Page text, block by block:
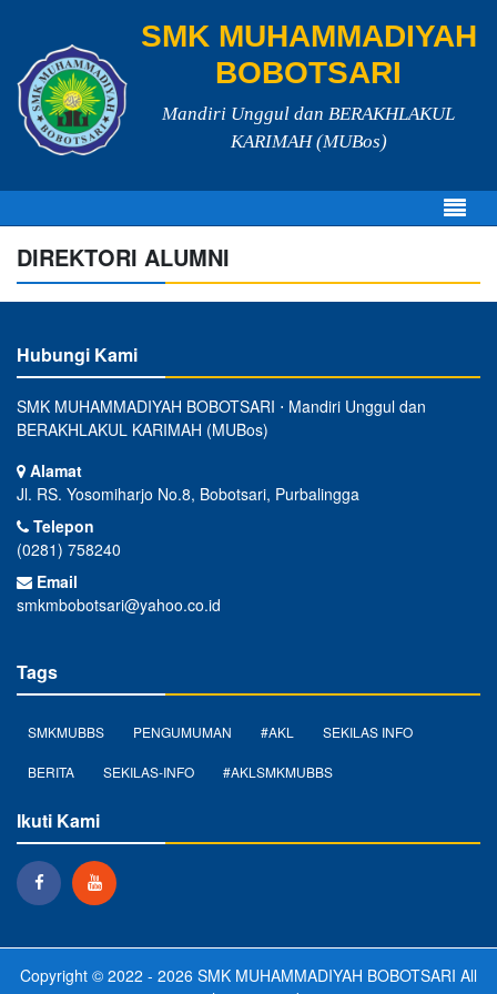
SMK MUHAMMADIYAH
BOBOTSARI
Mandiri Unggul dan BERAKHLAKUL
KARIMAH (MUBos)
DIREKTORI ALUMNI
Hubungi Kami
SMK MUHAMMADIYAH BOBOTSARI ⋅ Mandiri Unggul dan
BERAKHLAKUL KARIMAH (MUBos)
Alamat
Jl. RS. Yosomiharjo No.8, Bobotsari, Purbalingga
Telepon
(0281) 758240
Email
smkmbobotsari@yahoo.co.id
Tags
SMKMUBBS PENGUMUMAN #AKL SEKILAS INFO
BERITA SEKILAS-INFO #AKLSMKMUBBS
Ikuti Kami
Copyright © 2022 - 2026 SMK MUHAMMADIYAH BOBOTSARI All